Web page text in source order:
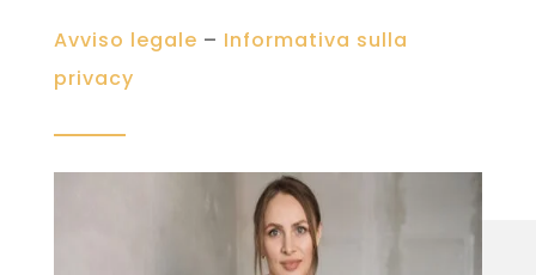
Avviso legale – Informativa sulla
privacy